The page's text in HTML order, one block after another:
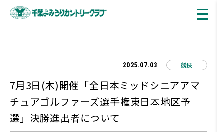
7月3日(木)開催「全日本ミッドシニアアマ
チュアゴルファーズ選手権東日本地区予
選」決勝進出者について
2025.07.03 競技